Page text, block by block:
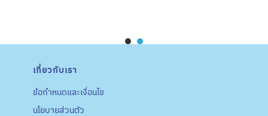
เกี่ยวกับเรา
ข้อกำหนดและเงื่อนไข
นโยบายส่วนตัว